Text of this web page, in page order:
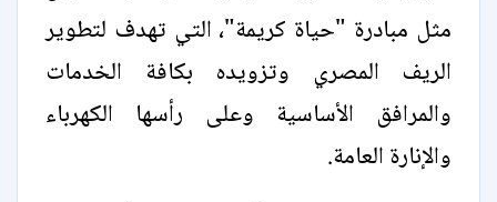
مثل مبادرة "حياة كريمة"، التي تهدف لتطوير
الريف المصري وتزويده بكافة الخدمات
والمرافق الأساسية وعلى رأسها الكهرباء
والإنارة العامة.